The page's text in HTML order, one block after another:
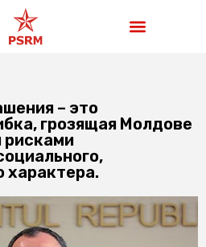
– это
грозящая Молдове
рисками
характера.